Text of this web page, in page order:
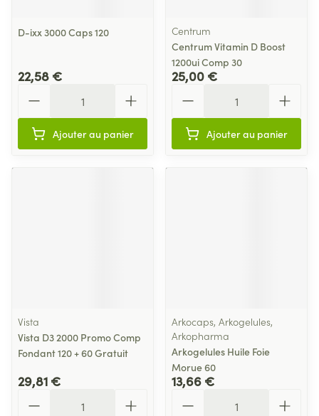
D-ixx 3000 Caps 120
22,58 €
Ajouter au panier
Centrum
Centrum Vitamin D Boost
1200ui Comp 30
25,00 €
Ajouter au panier
Vista
Vista D3 2000 Promo Comp
Fondant 120 + 60 Gratuit
29,81 €
Arkocaps, Arkogelules,
Arkopharma
Arkogelules Huile Foie
Morue 60
13,66 €